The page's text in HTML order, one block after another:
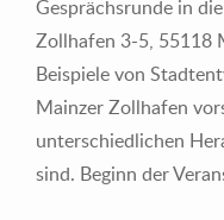
Gesprächsrunde in
Zollhafen 3-5, 55118
Beispiele von
Mainzer Zollhafen
unterschiedlichen
sind. Beginn der